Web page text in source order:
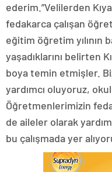
ederim.”Velilerden
fedakarca çalışan
eğitim öğretim yılının
yaşadıklarını belirten
boya temin etmişler.
yardımcı oluyoruz,
Öğretmenlerimizin
de aileler olarak
bu çalışmada yer